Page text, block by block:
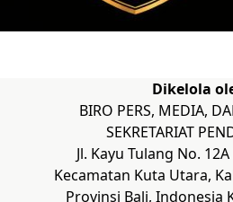
Dikelola
BIRO PERS, MEDIA,
SEKRETARIAT
Jl. Kayu Tulang No.
Kecamatan Kuta Utara,
Provinsi Bali, Indonesia